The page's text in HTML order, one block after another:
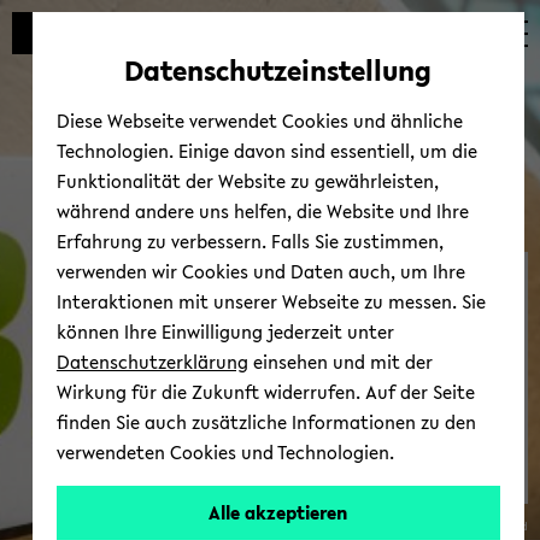
Automatische
vermeiden
zum
wechseln
zum
wechseln
zum
wechseln
BI.teach
© Uni­ver­si­tät Bie­le­feld
Datenschutzeinstellung
Diese Webseite verwendet Cookies und ähnliche
Technologien. Einige davon sind essentiell, um die
Funktionalität der Website zu gewährleisten,
während andere uns helfen, die Website und Ihre
Erfahrung zu verbessern. Falls Sie zustimmen,
verwenden wir Cookies und Daten auch, um Ihre
Interaktionen mit unserer Webseite zu messen. Sie
können Ihre Einwilligung jederzeit unter
Datenschutzerklärung einsehen und mit der
Wirkung für die Zukunft widerrufen. Auf der Seite
finden Sie auch zusätzliche Informationen zu den
verwendeten Cookies und Technologien.
Alle akzeptieren